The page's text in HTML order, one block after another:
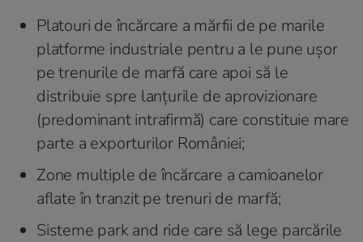
Platouri de încărcare a mărfii de pe marile
platforme industriale pentru a le pune ușor
pe trenurile de marfă care apoi să le
distribuie spre lanțurile de aprovizionare
(predominant intrafirmă) care constituie mare
parte a exporturilor României;
Zone multiple de încărcare a camioanelor
aflate în tranzit pe trenuri de marfă;
Sisteme park and ride care să lege parcările